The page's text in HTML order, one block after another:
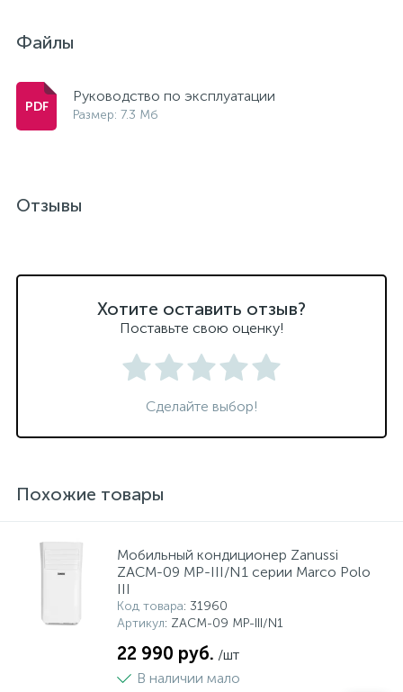
Файлы
Руководство по эксплуатации
Размер: 7.3 Мб
Отзывы
Хотите оставить отзыв?
Поставьте свою оценку!
Сделайте выбор!
Похожие товары
Мобильный кондиционер Zanussi
ZACM-09 MP-III/N1 серии Marco Polo
III
Код товара: 31960
Артикул: ZACM-09 MP-III/N1
22 990 руб. /шт
В наличии мало